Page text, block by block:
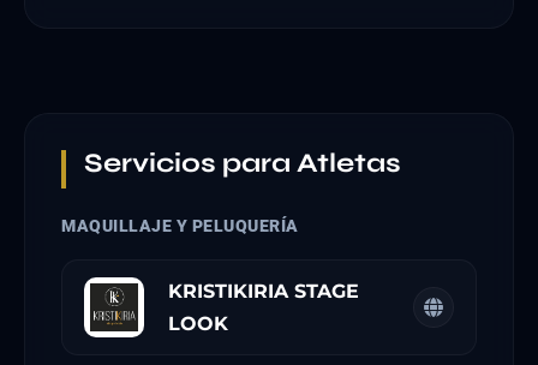
Servicios para Atletas
MAQUILLAJE Y PELUQUERÍA
KRISTIKIRIA STAGE
LOOK